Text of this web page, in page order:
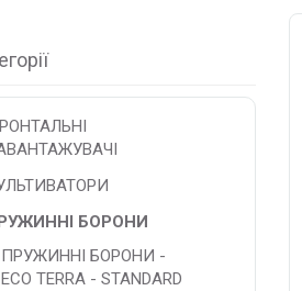
БОРОНИ
ПРУЖИННІ БОРОНИ -
ECO TERRA - STANDARD